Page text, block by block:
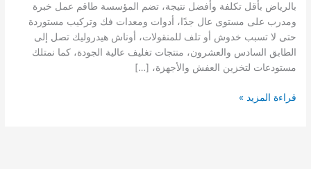
بالرياض بأقل تكلفة وأفضل نتيجة، تضم المؤسسة طاقم عمل خبرة
ومدرب على مستوى عال جدًا، أدوات ومعدات فك وتركيب مستوردة
حتى لا تسبب خدوش أو تلف للمنقولات، أوناش هيدروليك تصل إلى
الطابق السادس والعشرون، منتجات تغليف عالية الجودة، كما نمتلك
مستودعات لتخزين العفش والأجهزة، […]
شركة
قراءة المزيد »